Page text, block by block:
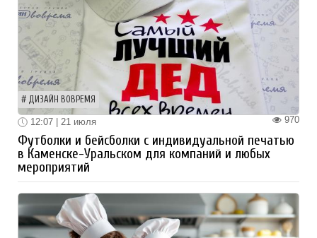
ДИЗАЙН ВОВРЕМЯ
970
12:07 | 21 июля
Футболки и бейсболки с индивидуальной печатью
в Каменске-Уральском для компаний и любых
мероприятий